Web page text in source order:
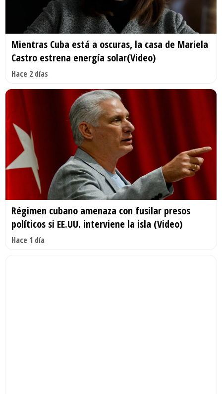
Mientras Cuba está a oscuras, la casa de Mariela
Castro estrena energía solar(Video)
Hace 2 días
Régimen cubano amenaza con fusilar presos
políticos si EE.UU. interviene la isla (Video)
Hace 1 día